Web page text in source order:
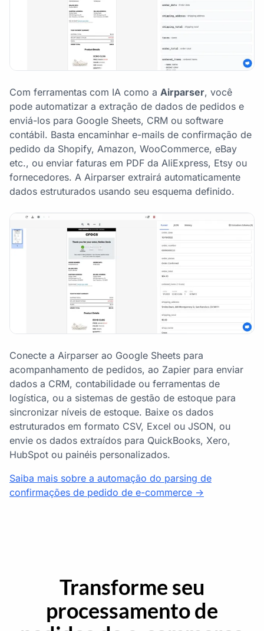
Com ferramentas com IA como a Airparser, você
pode automatizar a extração de dados de pedidos e
enviá-los para Google Sheets, CRM ou software
contábil. Basta encaminhar e-mails de confirmação de
pedido da Shopify, Amazon, WooCommerce, eBay
etc., ou enviar faturas em PDF da AliExpress, Etsy ou
fornecedores. A Airparser extrairá automaticamente
dados estruturados usando seu esquema definido.
Conecte a Airparser ao Google Sheets para
acompanhamento de pedidos, ao Zapier para enviar
dados a CRM, contabilidade ou ferramentas de
logística, ou a sistemas de gestão de estoque para
sincronizar níveis de estoque. Baixe os dados
estruturados em formato CSV, Excel ou JSON, ou
envie os dados extraídos para QuickBooks, Xero,
HubSpot ou painéis personalizados.
Saiba mais sobre a automação do parsing de
confirmações de pedido de e-commerce ->
Transforme seu
processamento de